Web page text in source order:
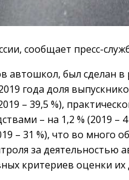
сообщает пресс-
был сделан в
года доля
– 39,5 %),
– на 1,2 % (2019 –
– 31 %), что во много
за деятельностью
критериев оценки их